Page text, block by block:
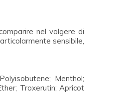
nel volgere di
sensibile,
Menthol;
Troxerutin; Apricot